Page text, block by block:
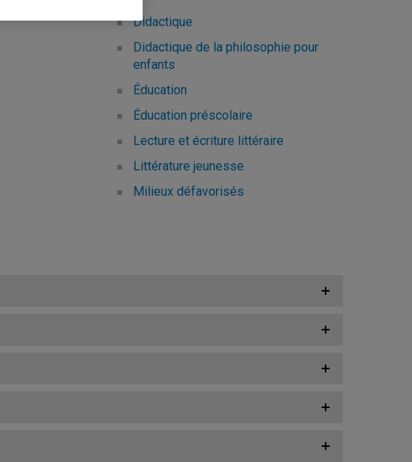
Didactique
Didactique de la philosophie pour
enfants
Éducation
Éducation préscolaire
Lecture et écriture littéraire
Littérature jeunesse
Milieux défavorisés